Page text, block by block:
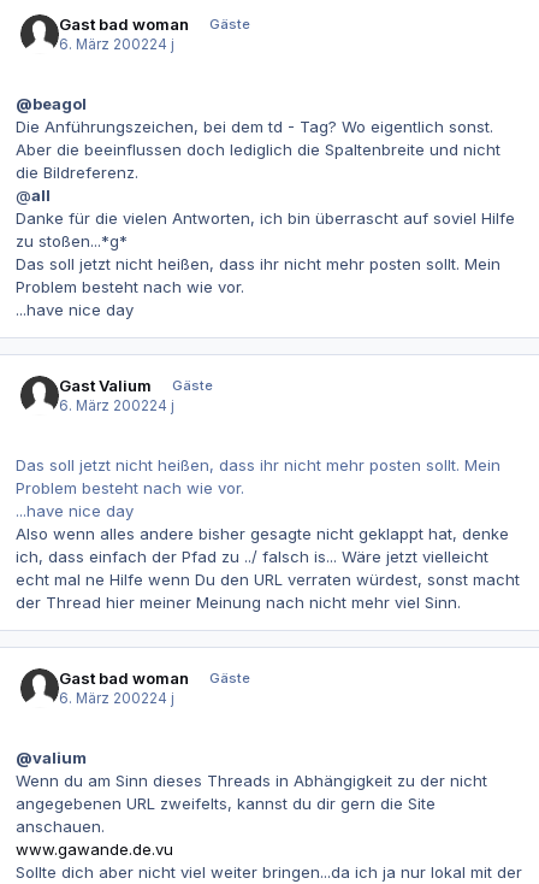
Gast bad woman
Gäste
6. März 200224 j
@beagol
Die Anführungszeichen, bei demtd - Tag? Wo eigentlich sonst.
Aber die beeinflussen doch lediglich die Spaltenbreite und nicht
die Bildreferenz.
@all
Danke für die vielen Antworten, ich bin überrascht auf soviel Hilfe
zu stoßen...*g*
Das soll jetzt nicht heißen, dass ihr nicht mehr posten sollt. Mein
Problem besteht nach wie vor.
...have nice day
Gast Valium
Gäste
6. März 200224 j
Das soll jetzt nicht heißen, dass ihr nicht mehr posten sollt. Mein
Problem besteht nach wie vor.
...have nice day
Also wenn alles andere bisher gesagte nicht geklappt hat, denke
ich, dass einfach der Pfad zu ../ falsch is... Wäre jetzt vielleicht
echt mal ne Hilfe wenn Du den URL verraten würdest, sonst macht
der Thread hier meiner Meinung nach nicht mehr viel Sinn.
Gast bad woman
Gäste
6. März 200224 j
@valium
Wenn du am Sinn dieses Threads in Abhängigkeit zu der nicht
angegebenen URL zweifelts, kannst du dir gern die Site
anschauen.
www.gawande.de.vu
Sollte dich aber nicht viel weiter bringen...da ich ja nur lokal mit der